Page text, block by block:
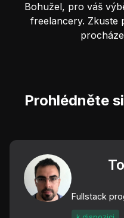
Bohužel, pro váš
freelancery. Zkuste
Prohlédněte
Fullstack